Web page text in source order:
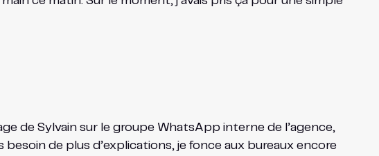
de Sylvain sur le groupe WhatsApp interne de l’agence,
besoin de plus d’explications, je fonce aux bureaux encore